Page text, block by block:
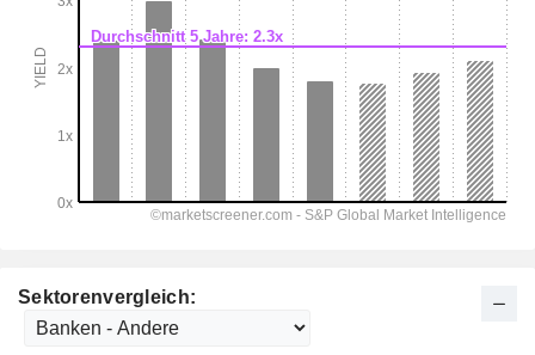
Sektorenvergleich: